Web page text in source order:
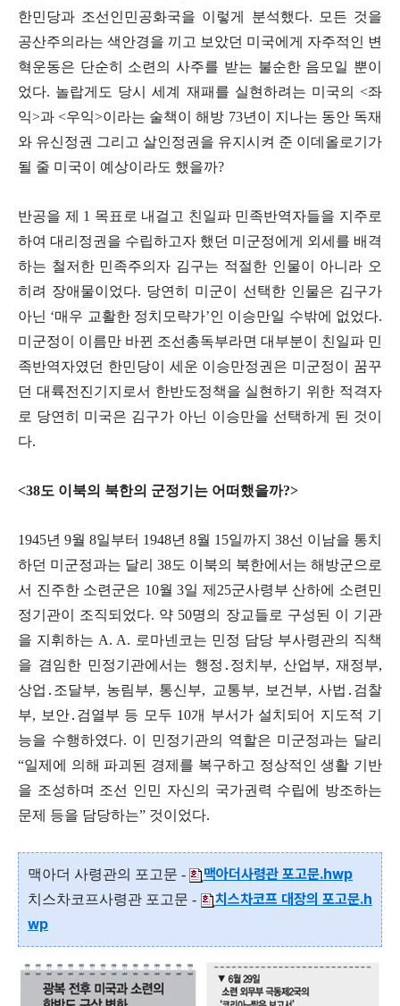
한민당과 조선인민공화국을 이렇게 분석했다.
모든 것을
공산주의라는 색안경을 끼고 보았던 미국에게 자주적인 변
혁운동은 단순히 소련의 사주를 받는 불순한 음모일 뿐이
었다. 놀랍게도 당시 세계 재패를 실현하려는 미국의 <좌
익>과 <우익>이라는 술책이 해방 73년이 지나는 동안 독재
와 유신정권 그리고 살인정권을 유지시켜 준 이데올로기가
될 줄 미국이 예상이라도 했을까?
반공을 제 1 목표로 내걸고 친일파 민족반역자들을 지주로
하여 대리정권을 수립하고자 했던 미군정에게 외세를 배격
하는 철저한 민족주의자 김구는 적절한 인물이 아니라 오
히려 장애물이었다. 당연히 미군이 선택한 인물은 김구가
아닌 ‘매우 교활한 정치모략가’인 이승만일 수밖에 없었다.
미군정이 이름만 바뀐 조선총독부라면 대부분이 친일파 민
족반역자였던 한민당이 세운 이승만정권은 미군정이 꿈꾸
던 대륙전진기지로서 한반도정책을 실현하기 위한 적격자
로 당연히 미국은 김구가 아닌 이승만을 선택하게 된 것이
다.
<38도 이북의 북한의 군정기는 어떠했을까?>
1945년 9월 8일부터 1948년 8월 15일까지 38선 이남을 통치
하던 미군정과는 달리 38도 이북의 북한에서는 해방군으로
서 진주한 소련군은 10월3일 제 25군사령부 산하에 소련민
정기관이 조직되었다. 약 50명의 장교들로 구성된 이 기관
을 지휘하는 A. A. 로마넨코는 민정 담당 부사령관의 직책
을 겸임한 민정기관에서는 행정 ․ 정치부, 산업부,재정부,
상업 ․ 조달부, 농림부, 통신부, 교통부, 보건부,사법 ․ 검찰
부, 보안․ 검열부 등 모두 10개 부서가 설치되어 지도적 기
능을 수행하였다. 이 민정기관의 역할은 미군정과는 달리
“일제에 의해 파괴된 경제를 복구하고 정상적인 생활 기반
을 조성하며 조선 인민 자신의 국가권력 수립에 방조하는
문제 등을 담당하는” 것이었다.
맥아더 사령관의 포고문 - 맥아더사령관 포고문.hwp
치스차코프사령관 포고문 -
치스차코프 대장의 포고문.h
wp